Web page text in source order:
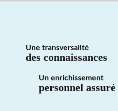
Une transversalité
des connaissances
Un enrichissement
personnel assuré